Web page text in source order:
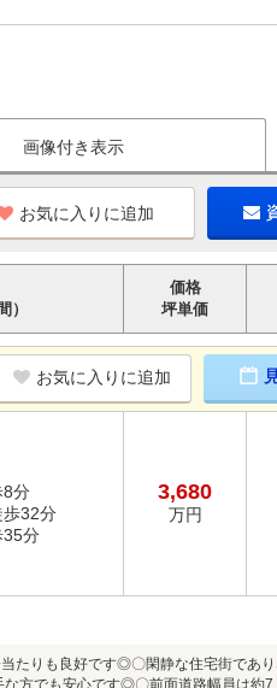
画像付き表示
お気に入りに追加
）
価格
坪単価
お気に入りに追加
8分
歩32分
35分
3,680
万円
たりも良好です◎〇閑静な住宅街であ
方でも安心です◎〇前面道路幅員は約